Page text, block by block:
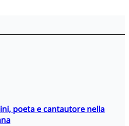
poeta e cantautore nella